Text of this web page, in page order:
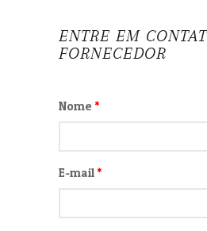
ENTRE EM
FORNECEDOR
Nome *
E-mail *